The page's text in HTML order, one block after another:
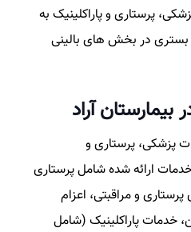
پرستاری و پاراکلینیک به
بستری در بخش های بالینی
آراد
پزشکی، پرستاری و
خدمات ارائه شده شامل پرستاری
و مراقبتی، اعزام
خدمات پاراکلینیک (شامل